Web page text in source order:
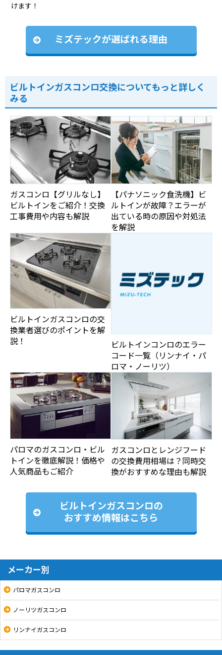
けます！
ミズテックが選ばれる理由
ビルトインガスコンロ交換についてもっと詳しく
みる
ガスコンロ【グリルなし】
ビルトインをご紹介！交換
工事費用や内容も解説
【パナソニック食洗機】ビ
ルトインが故障？エラーが
出ている時の原因や対処法
を解説
ビルトインガスコンロの交
換業者選びのポイントを解
説！
ビルトインコンロのエラー
コード一覧（リンナイ・パ
ロマ・ノーリツ）
パロマのガスコンロ・ビル
トインを徹底解説！価格や
人気商品もご紹介
ガスコンロとレンジフード
の交換費用相場は？同時交
換がおすすめな理由も解説
ビルトインガスコンロの
おすすめ情報はこちら
メーカー別
パロマガスコンロ
ノーリツガスコンロ
リンナイガスコンロ